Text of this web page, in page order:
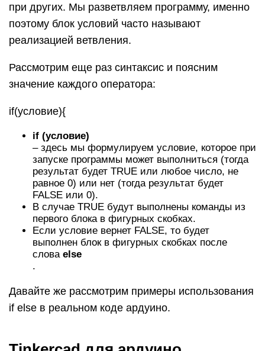
при других. Мы разветвляем программу, именно
поэтому блок условий часто называют
реализацией ветвления.
Рассмотрим еще раз синтаксис и поясним
значение каждого оператора:
if(условие){
if (условие)
– здесь мы формулируем условие, которое при
запуске программы может выполниться (тогда
результат будет TRUE или любое число, не
равное 0) или нет (тогда результат будет
FALSE или 0).
В случае TRUE будут выполнены команды из
первого блока в фигурных скобках.
Если условие вернет FALSE, то будет
выполнен блок в фигурных скобках после
слова else
.
Давайте же рассмотрим примеры использования
if else в реальном коде ардуино.